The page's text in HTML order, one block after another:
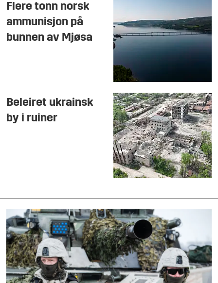
Flere tonn norsk
ammunisjon på
bunnen av Mjøsa
Beleiret ukrainsk
by i ruiner